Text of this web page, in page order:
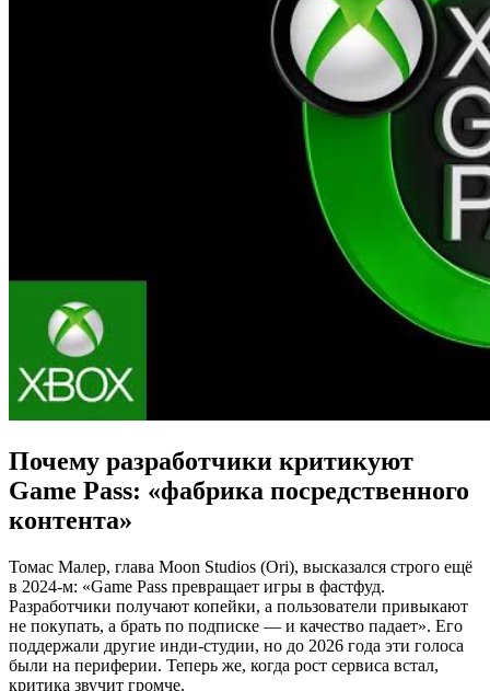
Почему разработчики критикуют
Game Pass: «фабрика посредственного
контента»
Томас Малер, глава Moon Studios (Ori), высказался строго ещё
в 2024-м: «Game Pass превращает игры в фастфуд.
Разработчики получают копейки, а пользователи привыкают
не покупать, а брать по подписке — и качество падает». Его
поддержали другие инди-студии, но до 2026 года эти голоса
были на периферии. Теперь же, когда рост сервиса встал,
критика звучит громче.